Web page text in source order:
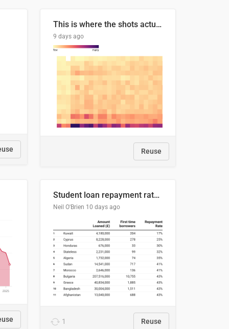
This is where the shots actually go
9 days ago
Reuse
Student loan repayment rate by nationality
Neil O'Brien 10 days ago
1 Reuse